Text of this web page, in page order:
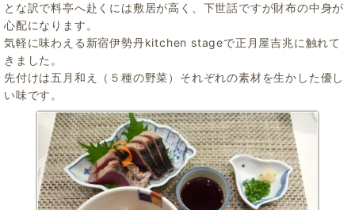
とな訳で料亭へ赴くには敷居が高く、下世話ですが財布の中身が
心配になります。
気軽に味わえる新宿伊勢丹kitchen stageで正月屋吉兆に触れて
きました。
先付けは五月和え（５種の野菜）それぞれの素材を生かした優し
い味です。